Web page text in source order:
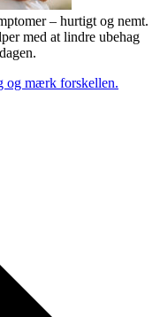
– hurtigt og nemt.
med at lindre ubehag
og mærk forskellen.